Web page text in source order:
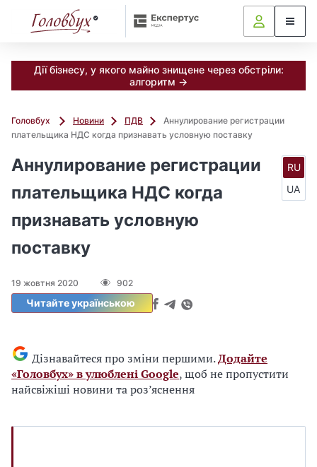
Дії бізнесу, у якого майно знищене через обстріли:
алгоритм →
Головбух Новини ПДВ
Аннулирование регистрации
плательщика НДС когда признавать условную поставку
Аннулирование регистрации
плательщика НДС когда
признавать условную
поставку
19 жовтня 2020 902
Читайте українською
RU
UA
Дізнавайтеся про зміни першими.Додайте
«Головбух» в улюблені Google, щоб не пропустити
найсвіжіші новини та роз’яснення